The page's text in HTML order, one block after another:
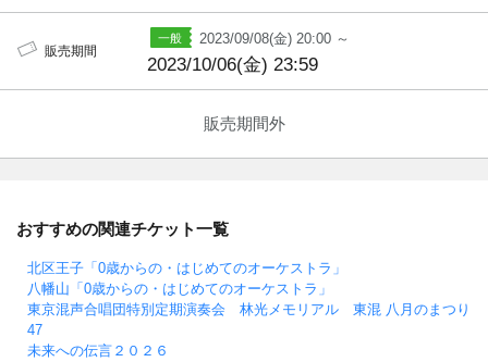
販売期間
2023/09/08(金) 20:00 ～
2023/10/06(金) 23:59
販売期間外
おすすめの関連チケット一覧
北区王子「0歳からの・はじめてのオーケストラ」
八幡山「0歳からの・はじめてのオーケストラ」
東京混声合唱団特別定期演奏会 林光メモリアル 東混 八月のまつり
47
未来への伝言２０２６